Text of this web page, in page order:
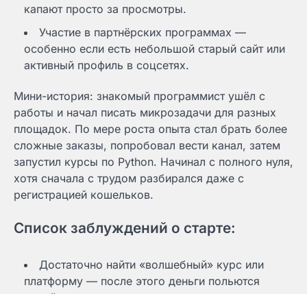
капают просто за просмотры.
Участие в партнёрских программах —
особенно если есть небольшой старый сайт или
активный профиль в соцсетях.
Мини-история: знакомый программист ушёл с
работы и начал писать микрозадачи для разных
площадок. По мере роста опыта стал брать более
сложные заказы, попробовал вести канал, затем
запустил курсы по Python. Начинал с полного нуля,
хотя сначала с трудом разбирался даже с
регистрацией кошельков.
Список заблуждений о старте:
Достаточно найти «волшебный» курс или
платформу — после этого деньги польются